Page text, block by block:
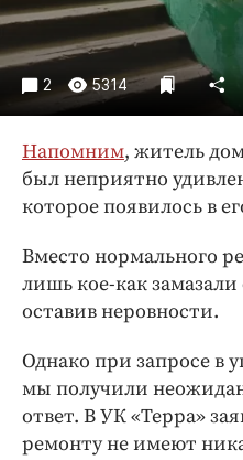
Общество
Погода
Праздники
Спорт
Экономика и бизнес
Блоги
Издания
Интересное чтиво
Клиника года
Бренд года
2 5314
Напомним, житель
был неприятно
которое появилось в
Вместо нормального
лишь кое-как
оставив неровности.
Однако при запросе
мы получили
ответ. В УК «Терра»
ремонту не имеют